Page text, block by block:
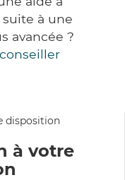
à une
avancée ?
à votre